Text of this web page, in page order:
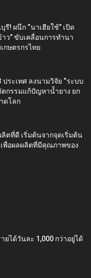
รี! ผนึก “นาเฮียใช้” เปิด
ว” ขับเคลื่อนการทำนา
กษตรกรไทย
ระเทศ ลงนามวิจัย “ระบบ
ตกรรมแก้ปัญหาน้ำยาง ยก
ดโลก
ตที่ดี เริ่มต้นจากจุดเริ่มต้น
พื่อผลผลิตที่มีคุณภาพของ
ยได้วันละ 1,000 กว่าอยู่ได้